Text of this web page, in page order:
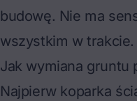
budowę. Nie ma
wszystkim w trakcie.
Jak wymiana gruntu
Najpierw koparka